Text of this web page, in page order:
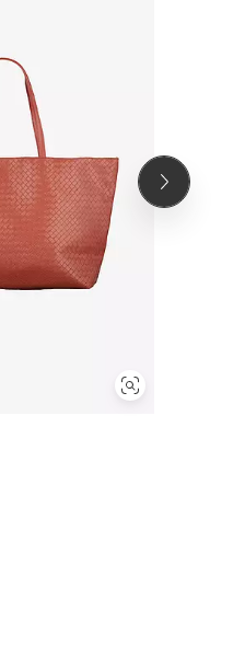
Visa
liknande
Nästa
produkt